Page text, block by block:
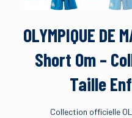
OLYMPIQUE DE
Short Om –
Taille
Collection officielle